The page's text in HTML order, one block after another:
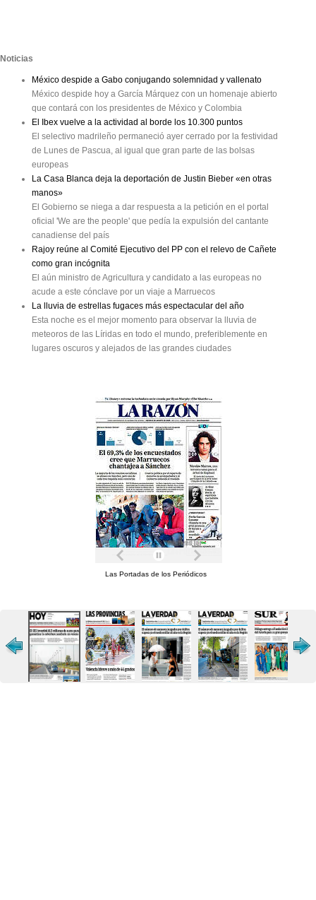
Noticias
México despide a Gabo conjugando solemnidad y vallenato
México despide hoy a García Márquez con un homenaje abierto
que contará con los presidentes de México y Colombia
El Ibex vuelve a la actividad al borde los 10.300 puntos
El selectivo madrileño permaneció ayer cerrado por la festividad
de Lunes de Pascua, al igual que gran parte de las bolsas
europeas
La Casa Blanca deja la deportación de Justin Bieber «en otras
manos»
El Gobierno se niega a dar respuesta a la petición en el portal
oficial 'We are the people' que pedía la expulsión del cantante
canadiense del país
Rajoy reúne al Comité Ejecutivo del PP con el relevo de Cañete
como gran incógnita
El aún ministro de Agricultura y candidato a las europeas no
acude a este cónclave por un viaje a Marruecos
La lluvia de estrellas fugaces más espectacular del año
Esta noche es el mejor momento para observar la lluvia de
meteoros de las Líridas en todo el mundo, preferiblemente en
lugares oscuros y alejados de las grandes ciudades
Las Portadas de los Periódicos